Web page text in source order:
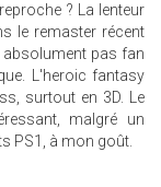
? La lenteur
le remaster récent
pas fan
L'heroic fantasy
surtout en 3D. Le
malgré un
PS1, à mon goût.